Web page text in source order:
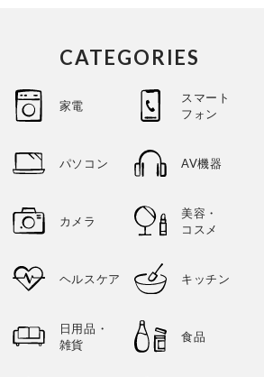
CATEGORIES
家電
スマート
フォン
パソコン AV機器
カメラ
美容・
コスメ
ヘルスケア キッチン
日用品・
雑貨
食品